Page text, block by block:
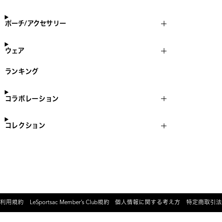
ポーチ/アクセサリー
ウェア
ランキング
コラボレーション
コレクション
利用規約 LeSportsac Member’s Club規約 個人情報に関する考え方 特定商取引